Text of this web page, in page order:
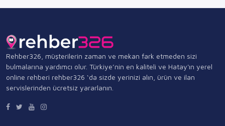
Rehber326, müşterilerin zaman ve mekan fark etmeden sizi
bulmalarına yardımcı olur. Türkiye’nin en kaliteli ve Hatay'ın yerel
online rehberi rehber326 ‘da sizde yerinizi alın, ürün ve ilan
servislerinden ücretsiz yararlanın.